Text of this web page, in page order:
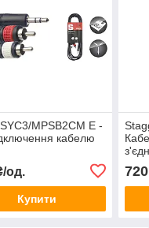
MPSB2CM E -
кабелю
од.
Купити
720